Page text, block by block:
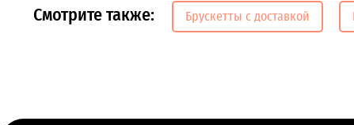
Смотрите также: Брускетты с доставкой